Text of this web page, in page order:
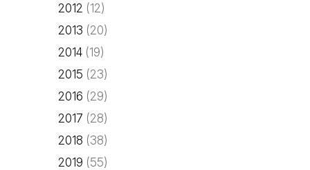
2012 (12)
2013 (20)
2014 (19)
2015 (23)
2016 (29)
2017 (28)
2018 (38)
2019 (55)